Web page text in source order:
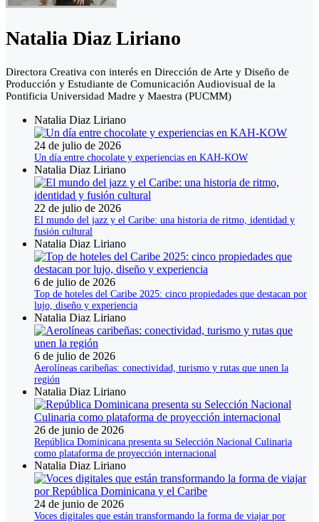
Natalia Diaz Liriano
Directora Creativa con interés en Dirección de Arte y Diseño de
Producción y Estudiante de Comunicación Audiovisual de la
Pontificia Universidad Madre y Maestra (PUCMM)
Natalia Diaz Liriano
24 de julio de 2026
Un día entre chocolate y experiencias en KAH-KOW
Natalia Diaz Liriano
22 de julio de 2026
El mundo del jazz y el Caribe: una historia de ritmo, identidad y
fusión cultural
Natalia Diaz Liriano
6 de julio de 2026
Top de hoteles del Caribe 2025: cinco propiedades que destacan por
lujo, diseño y experiencia
Natalia Diaz Liriano
6 de julio de 2026
Aerolíneas caribeñas: conectividad, turismo y rutas que unen la
región
Natalia Diaz Liriano
26 de junio de 2026
República Dominicana presenta su Selección Nacional Culinaria
como plataforma de proyección internacional
Natalia Diaz Liriano
24 de junio de 2026
Voces digitales que están transformando la forma de viajar por